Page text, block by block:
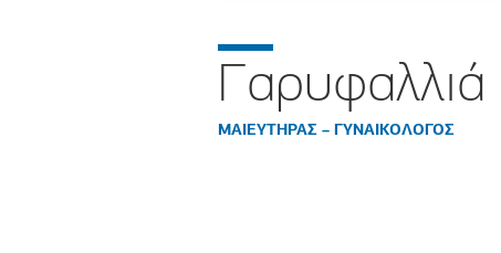
ΜΑΙΕΥΤΗΡΑΣ – ΓΥΝΑΙΚΟΛΟΓΟΣ